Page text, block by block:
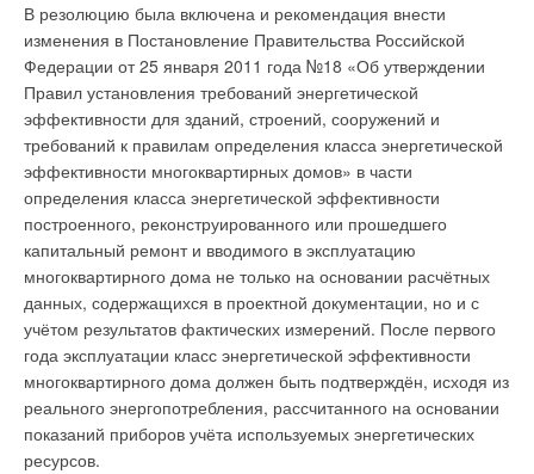
В резолюцию была включена и рекомендация внести
изменения в Постановление Правительства Российской
Федерации от 25 января 2011 года №18 «Об утверждении
Правил установления требований энергетической
эффективности для зданий, строений, сооружений и
требований к правилам определения класса энергетической
эффективности многоквартирных домов» в части
определения класса энергетической эффективности
построенного, реконструированного или прошедшего
капитальный ремонт и вводимого в эксплуатацию
многоквартирного дома не только на основании расчётных
данных, содержащихся в проектной документации, но и с
учётом результатов фактических измерений. После первого
года эксплуатации класс энергетической эффективности
многоквартирного дома должен быть подтверждён, исходя из
реального энергопотребления, рассчитанного на основании
показаний приборов учёта используемых энергетических
ресурсов.